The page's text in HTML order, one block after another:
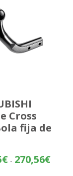
Cross
fija de
€ - 270,56€Rango